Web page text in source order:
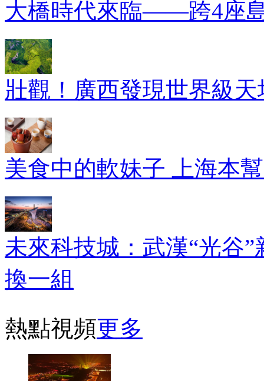
大橋時代來臨——跨4座
壯觀！廣西發現世界級
美食中的軟妹子 上海本
未來科技城：武漢“光谷”
換一組
熱點視頻更多